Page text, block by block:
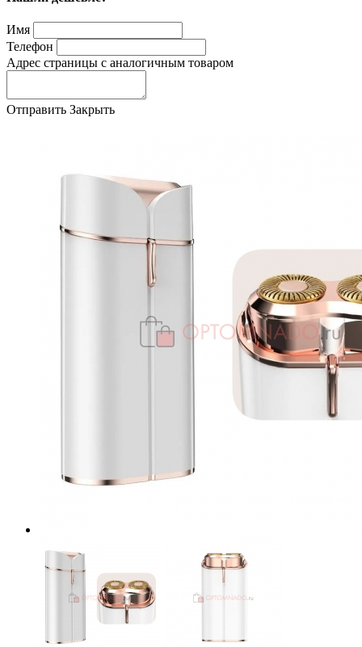
Имя
Телефон
Адрес страницы с аналогичным товаром
Отправить Закрыть